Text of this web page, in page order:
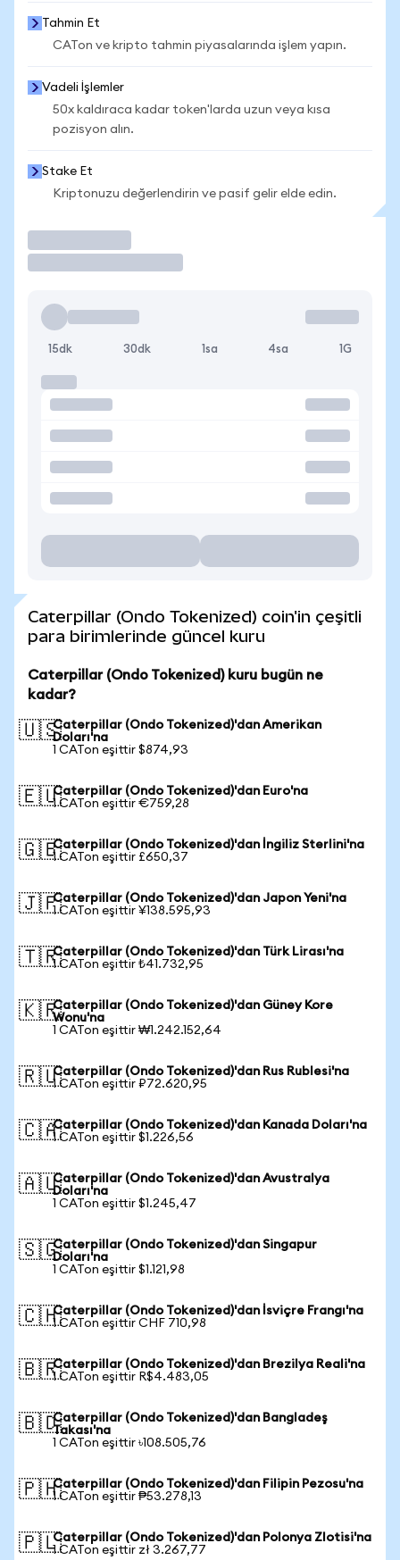
Tahmin Et
CATon ve kripto tahmin piyasalarında işlem yapın.
Vadeli İşlemler
50x kaldıraca kadar token'larda uzun veya kısa
pozisyon alın.
Stake Et
Kriptonuzu değerlendirin ve pasif gelir elde edin.
15dk 30dk 1sa 4sa 1G
Caterpillar (Ondo Tokenized) coin'in çeşitli
para birimlerinde güncel kuru
Caterpillar (Ondo Tokenized) kuru bugün ne
kadar?
🇺🇸Caterpillar (Ondo Tokenized)'dan Amerikan
Doları'na
1 CATon eşittir $874,93
🇪🇺Caterpillar (Ondo Tokenized)'dan Euro'na
1 CATon eşittir €759,28
🇬🇧Caterpillar (Ondo Tokenized)'dan İngiliz Sterlini'na
1 CATon eşittir £650,37
🇯🇵Caterpillar (Ondo Tokenized)'dan Japon Yeni'na
1 CATon eşittir ¥138.595,93
🇹🇷Caterpillar (Ondo Tokenized)'dan Türk Lirası'na
1 CATon eşittir ₺41.732,95
🇰🇷Caterpillar (Ondo Tokenized)'dan Güney Kore
Wonu'na
1 CATon eşittir ₩1.242.152,64
🇷🇺Caterpillar (Ondo Tokenized)'dan Rus Rublesi'na
1 CATon eşittir ₽72.620,95
🇨🇦Caterpillar (Ondo Tokenized)'dan Kanada Doları'na
1 CATon eşittir $1.226,56
🇦🇺Caterpillar (Ondo Tokenized)'dan Avustralya
Doları'na
1 CATon eşittir $1.245,47
🇸🇬Caterpillar (Ondo Tokenized)'dan Singapur
Doları'na
1 CATon eşittir $1.121,98
🇨🇭Caterpillar (Ondo Tokenized)'dan İsviçre Frangı'na
1 CATon eşittir CHF 710,98
🇧🇷Caterpillar (Ondo Tokenized)'dan Brezilya Reali'na
1 CATon eşittir R$4.483,05
🇧🇩Caterpillar (Ondo Tokenized)'dan Bangladeş
Takası'na
1 CATon eşittir ৳108.505,76
🇵🇭Caterpillar (Ondo Tokenized)'dan Filipin Pezosu'na
1 CATon eşittir ₱53.278,13
🇵🇱Caterpillar (Ondo Tokenized)'dan Polonya Zlotisi'na
1 CATon eşittir zł 3.267,77